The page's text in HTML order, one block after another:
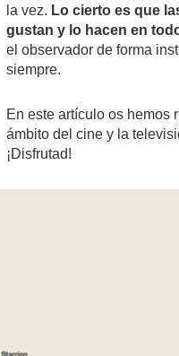
la vez. Lo cierto es que
gustan y lo hacen en
el observador de forma
siempre.
En este artículo os hemos
ámbito del cine y la
¡Disfrutad!